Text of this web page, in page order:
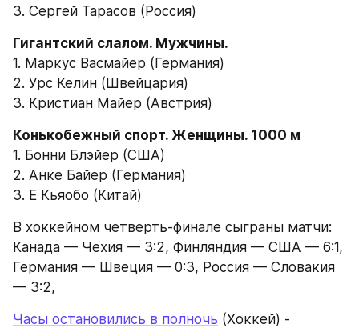
3. Сергей Тарасов (Россия)
1. Маркус Васмайер (Германия)
2. Урс Келин (Швейцария)
3. Кристиан Майер (Австрия)
1. Бонни Блэйер (США)
2. Анке Байер (Германия)
3. Е Кьяобо (Китай)
В хоккейном четверть-финале сыграны матчи:
Канада — Чехия — 3:2, Финляндия — США — 6:1,
Германия — Швеция — 0:3, Россия — Словакия
— 3:2,
Часы остановились в полночь (Хоккей) -